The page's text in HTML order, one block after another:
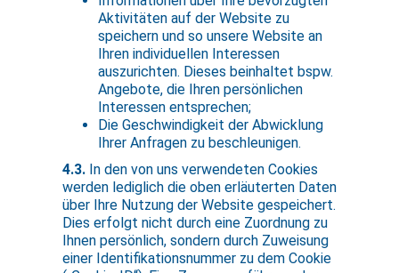
Aktivitäten auf der Website zu
speichern und so unsere Website an
Ihren individuellen Interessen
auszurichten. Dieses beinhaltet bspw.
Angebote, die Ihren persönlichen
Interessen entsprechen;
Die Geschwindigkeit der Abwicklung
Ihrer Anfragen zu beschleunigen.
4.3. In den von uns verwendeten Cookies
werden lediglich die oben erläuterten Daten
über Ihre Nutzung der Website gespeichert.
Dies erfolgt nicht durch eine Zuordnung zu
Ihnen persönlich, sondern durch Zuweisung
einer Identifikationsnummer zu dem Cookie